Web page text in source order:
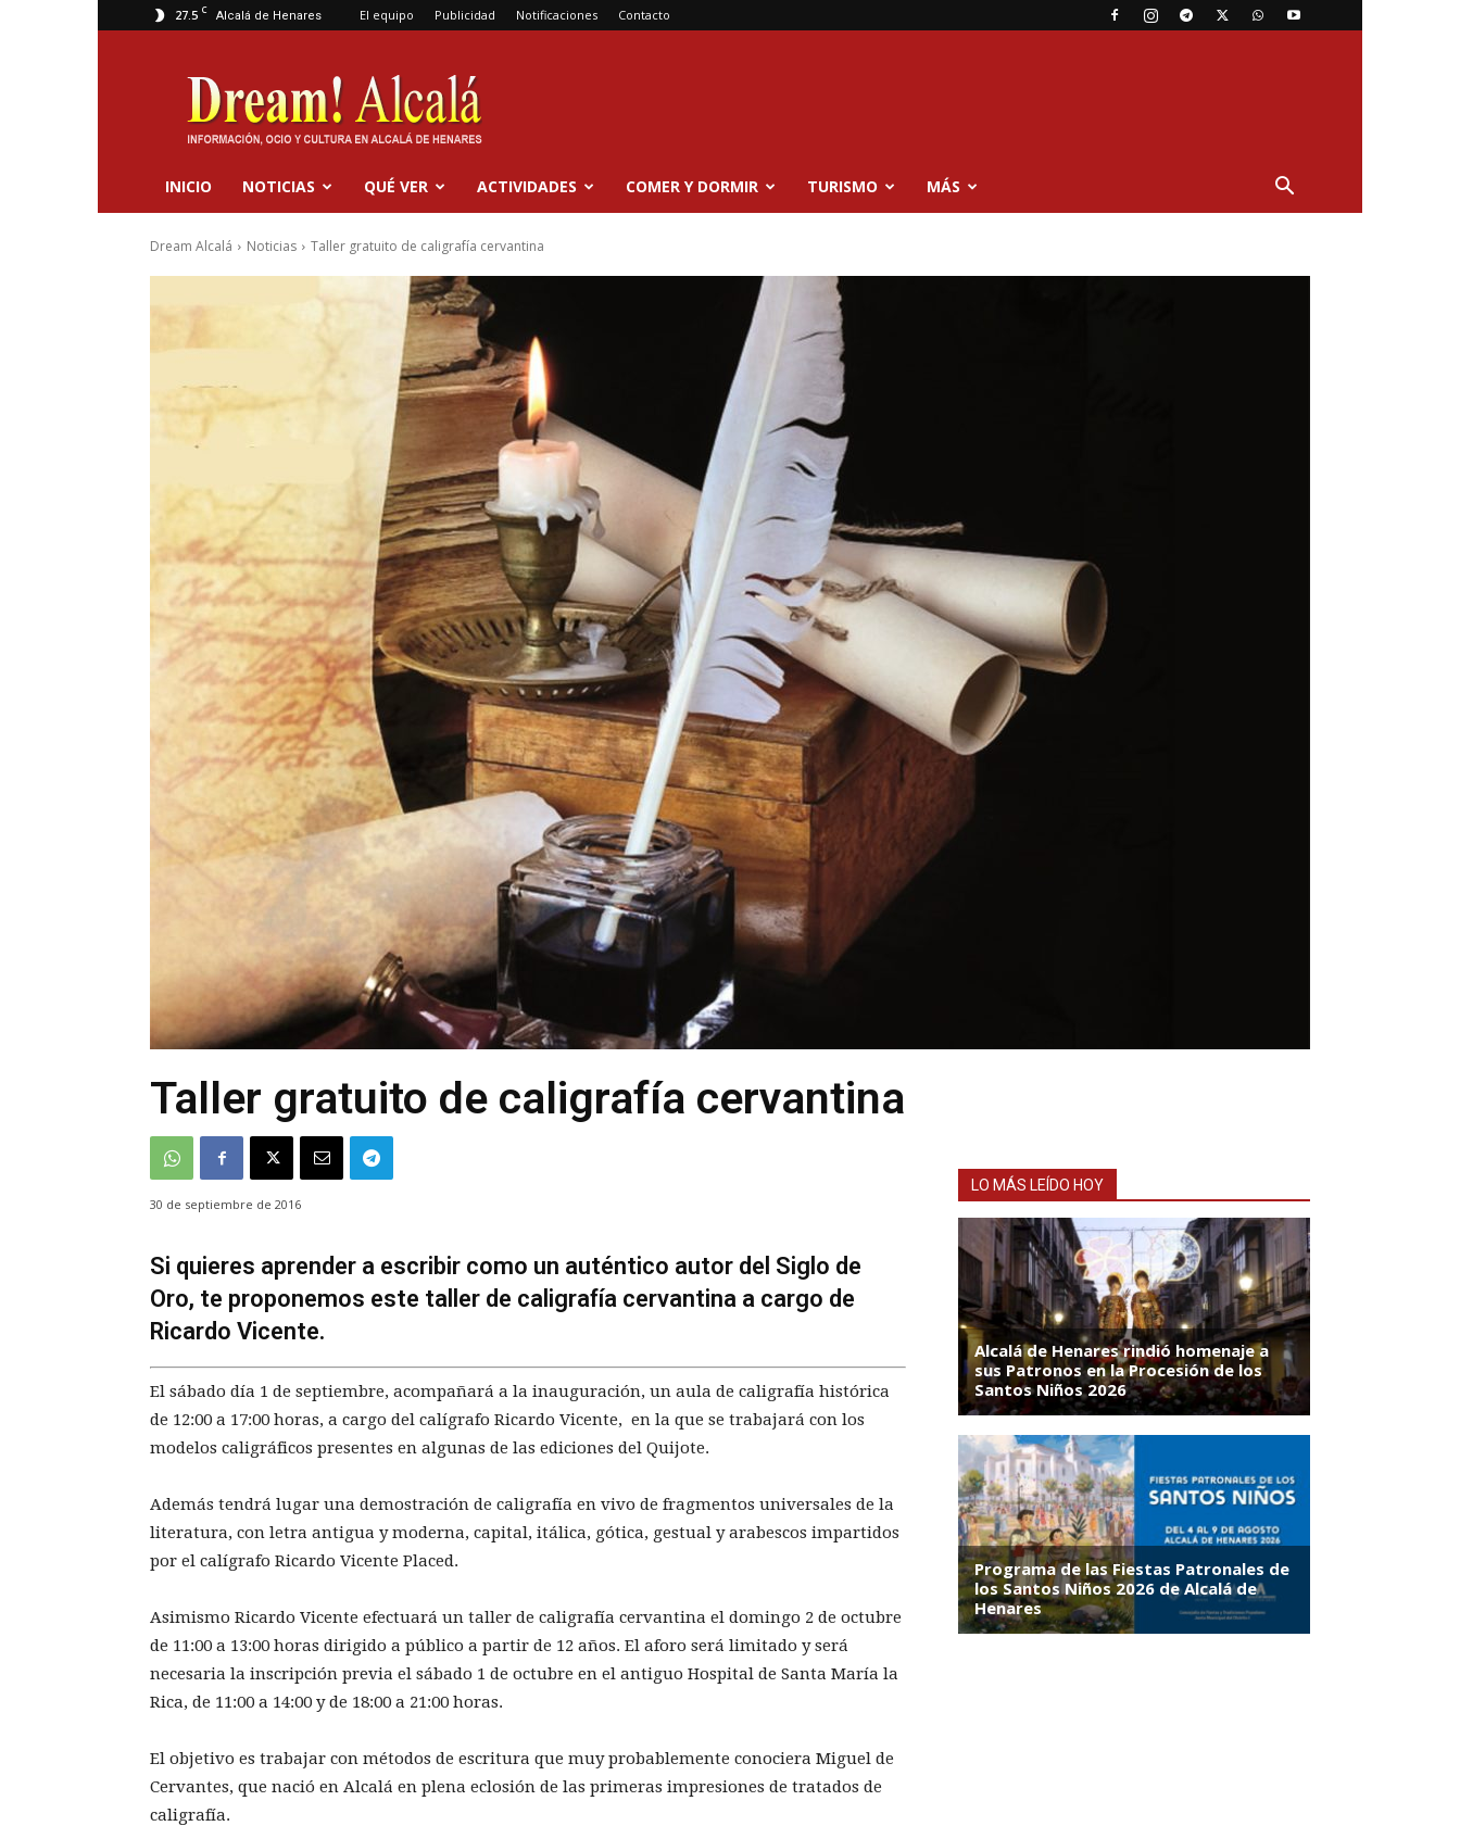
27.5 C Alcalá de Henares El equipo Publicidad Notificaciones Contacto
Dream
Alcalá
INICIO NOTICIAS QUÉ VER ACTIVIDADES COMER Y DORMIR TURISMO MÁS
Dream Alcalá Noticias Taller gratuito de caligrafía cervantina
Taller gratuito de caligrafía cervantina
30 de septiembre de 2016
Si quieres aprender a escribir como un auténtico autor del Siglo de
Oro, te proponemos este taller de caligrafía cervantina a cargo de
Ricardo Vicente.
El sábado día 1 de septiembre, acompañará a la inauguración, un aula de caligrafía histórica
de 12:00 a 17:00 horas, a cargo del calígrafo Ricardo Vicente, en la que se trabajará con los
modelos caligráficos presentes en algunas de las ediciones del Quijote.
Además tendrá lugar una demostración de caligrafía en vivo de fragmentos universales de la
literatura, con letra antigua y moderna, capital, itálica, gótica, gestual y arabescos impartidos
por el calígrafo Ricardo Vicente Placed.
Asimismo Ricardo Vicente efectuará un taller de caligrafía cervantina el domingo 2 de octubre
de 11:00 a 13:00 horas dirigido a público a partir de 12 años. El aforo será limitado y será
necesaria la inscripción previa el sábado 1 de octubre en el antiguo Hospital de Santa María la
Rica, de 11:00 a 14:00 y de 18:00 a 21:00 horas.
El objetivo es trabajar con métodos de escritura que muy probablemente conociera Miguel de
Cervantes, que nació en Alcalá en plena eclosión de las primeras impresiones de tratados de
caligrafía.
LO MÁS LEÍDO HOY